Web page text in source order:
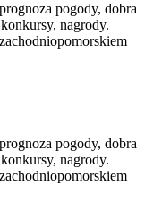
pogody, dobra
nagrody.
pogody, dobra
nagrody.